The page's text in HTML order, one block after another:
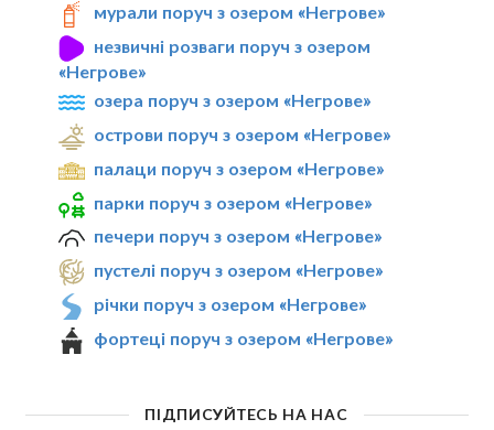
мурали поруч з озером «Негрове»
незвичні розваги поруч з озером
«Негрове»
озера поруч з озером «Негрове»
острови поруч з озером «Негрове»
палаци поруч з озером «Негрове»
парки поруч з озером «Негрове»
печери поруч з озером «Негрове»
пустелі поруч з озером «Негрове»
річки поруч з озером «Негрове»
фортеці поруч з озером «Негрове»
ПІДПИСУЙТЕСЬ НА НАС